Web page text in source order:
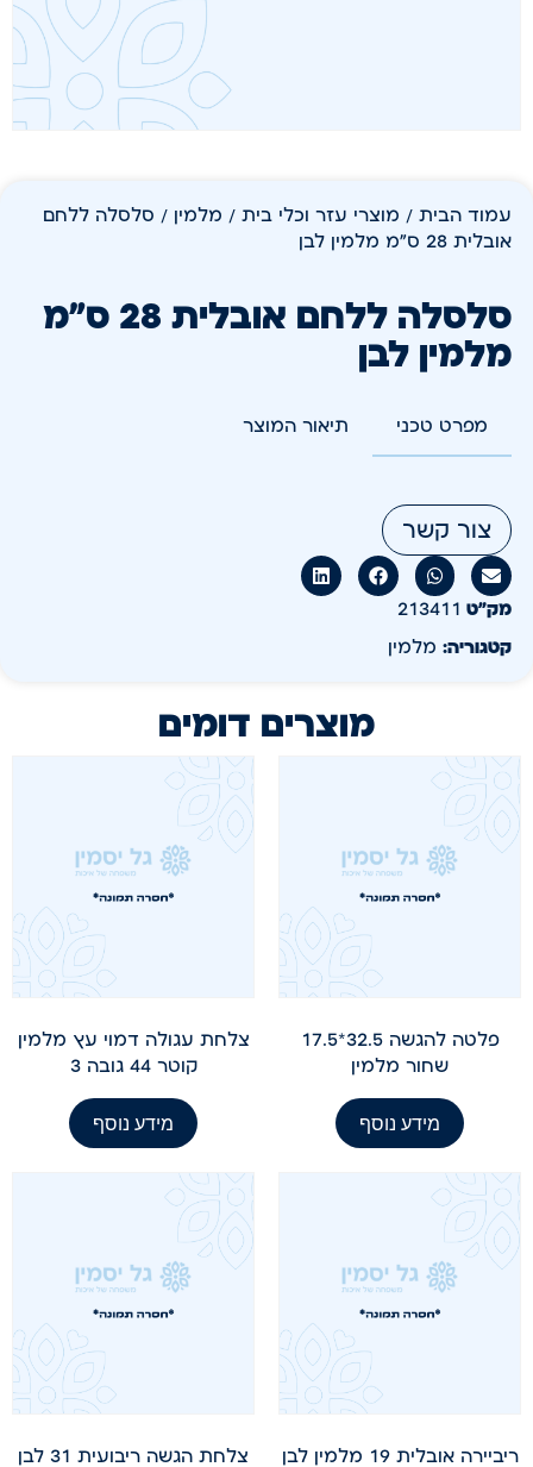
עמוד הבית / מוצרי עזר וכלי בית / מלמין / סלסלה ללחם
אובלית 28 ס"מ מלמין לבן
סלסלה ללחם אובלית 28 ס"מ
מלמין לבן
מפרט טכני תיאור המוצר
צור קשר
מק״ט 213411
קטגוריה: מלמין
מוצרים דומים
פלטה להגשה 32.5*17.5
שחור מלמין
מידע נוסף
צלחת עגולה דמוי עץ מלמין
קוטר 44 גובה 3
מידע נוסף
ריביירה אובלית 19 מלמין לבן
צלחת הגשה ריבועית 31 לבן